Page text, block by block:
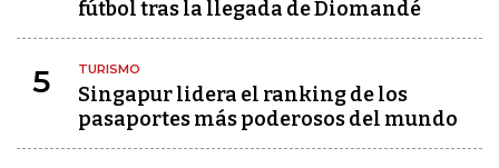
fútbol tras la llegada de Diomandé
5 TURISMO
Singapur lidera el ranking de los
pasaportes más poderosos del mundo